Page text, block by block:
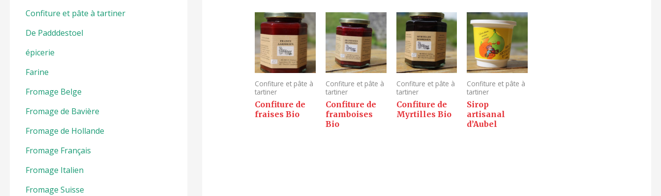
Confiture et pâte à tartiner
De Padddestoel
épicerie
Farine
Fromage Belge
Fromage de Bavière
Fromage de Hollande
Fromage Français
Fromage Italien
Fromage Suisse
Confiture et pâte à
tartiner
Confiture de
fraises Bio
Confiture et pâte à
tartiner
Confiture de
framboises
Bio
Confiture et pâte à
tartiner
Confiture de
Myrtilles Bio
Confiture et pâte à
tartiner
Sirop
artisanal
d’Aubel